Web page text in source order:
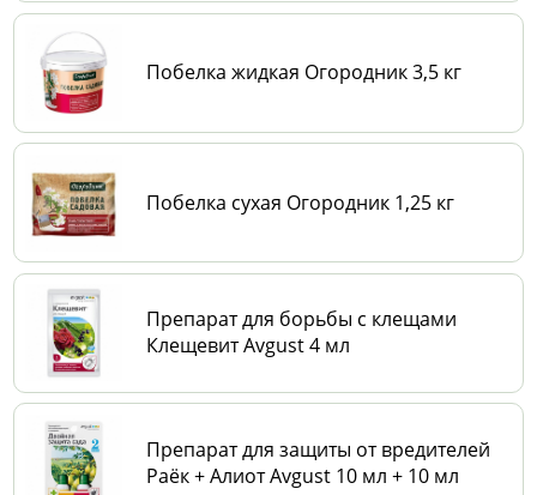
Побелка жидкая Огородник 3,5 кг
Побелка сухая Огородник 1,25 кг
Препарат для борьбы с клещами
Клещевит Avgust 4 мл
Препарат для защиты от вредителей
Раёк + Алиот Avgust 10 мл + 10 мл